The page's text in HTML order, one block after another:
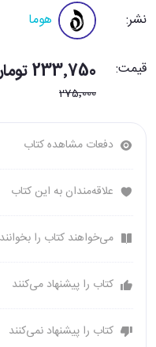
نشر: هوما
قیمت: 233٬750 تومان
275٬000
دفعات مشاهده کتاب
علاقه‌مندان به این کتاب
می‌خواهند کتاب را
کتاب را پیشنهاد می‌کنند
کتاب را پیشنهاد نمی‌کنند